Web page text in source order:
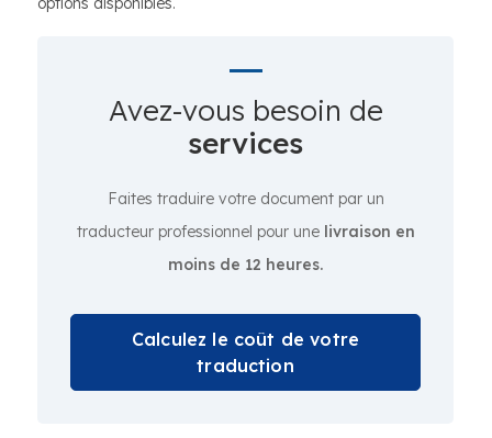
Avez-vous besoin de
services
Faites traduire votre document par un
traducteur professionnel pour une livraison en
moins de 12 heures.
Calculez le coût de votre
traduction